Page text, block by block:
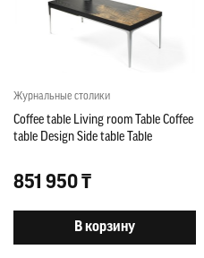
Журнальные столики
Coffee table Living room Table Coffee
table Design Side table Table
851 950 ₸
В корзину